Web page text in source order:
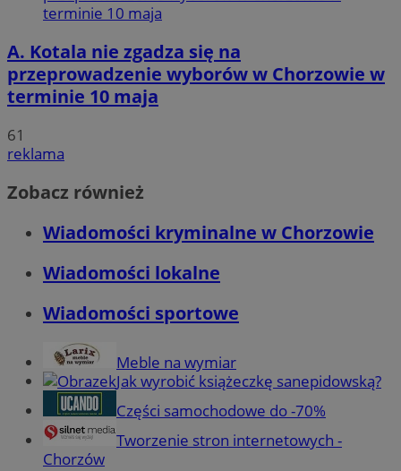
A. Kotala nie zgadza się na
przeprowadzenie wyborów w Chorzowie w
terminie 10 maja
61
reklama
Zobacz również
Wiadomości kryminalne w Chorzowie
Wiadomości lokalne
Wiadomości sportowe
Meble na wymiar
Jak wyrobić książeczkę sanepidowską?
Części samochodowe do -70%
Tworzenie stron internetowych -
Chorzów